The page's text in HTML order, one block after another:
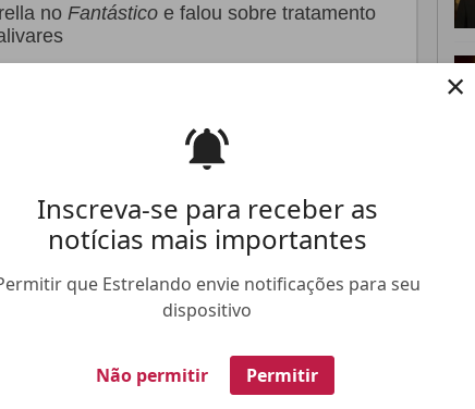
Inscreva-se para receber as
notícias mais importantes
que Estrelando envie notificações para seu
dispositivo
Não permitir Permitir
×
no Fantásticoe falou sobre tratamento
TRABALHE NO